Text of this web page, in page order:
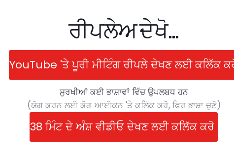
ਰੀਪਲੇਅ ਦੇਖੋ...
YouTube 'ਤੇ ਪੂਰੀ ਮੀਟਿੰਗ ਰੀਪਲੇ ਦੇਖਣ ਲਈ ਕਲਿੱਕ
ਸੁਰਖੀਆਂ ਕਈ ਭਾਸ਼ਾਵਾਂ ਵਿੱਚ ਉਪਲਬਧ ਹਨ
(ਯੋਗ ਕਰਨ ਲਈ ਕੋਗ ਆਈਕਨ 'ਤੇ ਕਲਿੱਕ ਕਰੋ, ਫਿਰ ਭਾਸ਼ਾ ਚੁਣੋ)
38 ਮਿੰਟ ਦੇ ਅੰਸ਼ ਵੀਡੀਓ ਦੇਖਣ ਲਈ ਕਲਿੱਕ ਕਰੋ